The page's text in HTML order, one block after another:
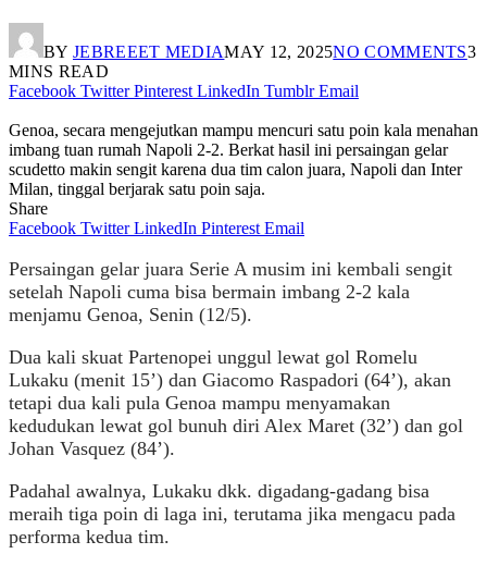
BY JEBREEET MEDIAMAY 12, 2025NO COMMENTS3
MINS READ
Facebook Twitter Pinterest LinkedIn Tumblr Email
Genoa, secara mengejutkan mampu mencuri satu poin kala menahan
imbang tuan rumah Napoli 2-2. Berkat hasil ini persaingan gelar
scudetto makin sengit karena dua tim calon juara, Napoli dan Inter
Milan, tinggal berjarak satu poin saja.
Share
Facebook Twitter LinkedIn Pinterest Email
Persaingan gelar juara Serie A musim ini kembali sengit
setelah Napoli cuma bisa bermain imbang 2-2 kala
menjamu Genoa, Senin (12/5).
Dua kali skuat Partenopei unggul lewat gol Romelu
Lukaku (menit 15’) dan Giacomo Raspadori (64’), akan
tetapi dua kali pula Genoa mampu menyamakan
kedudukan lewat gol bunuh diri Alex Maret (32’) dan gol
Johan Vasquez (84’).
Padahal awalnya, Lukaku dkk. digadang-gadang bisa
meraih tiga poin di laga ini, terutama jika mengacu pada
performa kedua tim.